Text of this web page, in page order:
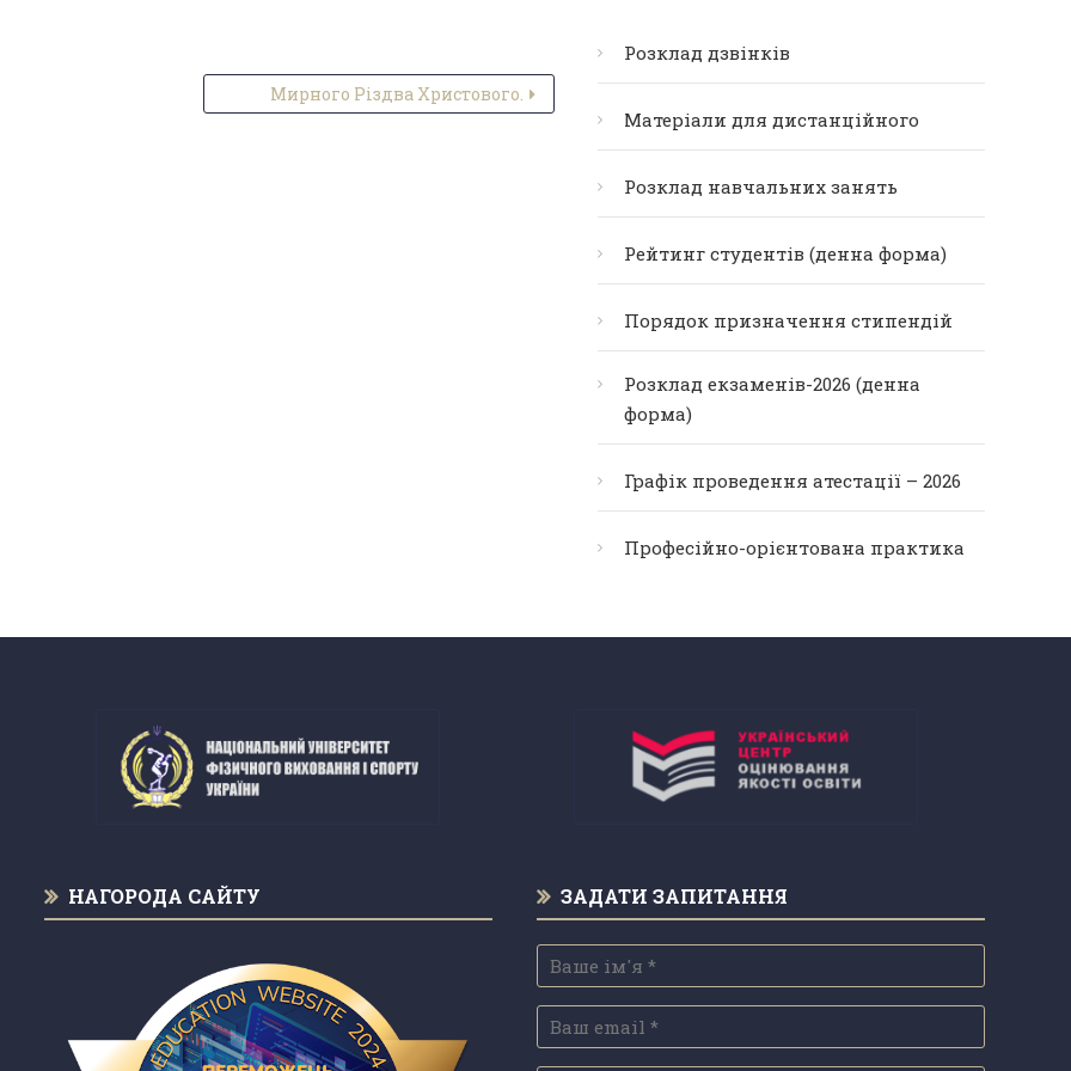
Мирного Різдва Христового.
Розклад дзвінків
Матеріали для дистанційного
Розклад навчальних занять
Рейтинг студентів (денна форма)
Порядок призначення стипендій
Розклад екзаменів-2026 (денна
форма)
Графік проведення атестації – 2026
Професійно-орієнтована практика
НАГОРОДА САЙТУ ЗАДАТИ ЗАПИТАННЯ